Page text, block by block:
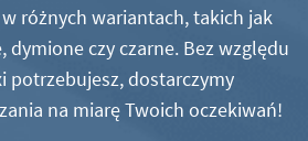
różnych wariantach, takich jak
dymione czy czarne. Bez względu
potrzebujesz, dostarczymy
na miarę Twoich oczekiwań!